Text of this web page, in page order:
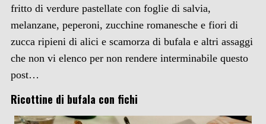
fritto di verdure pastellate con foglie di salvia,
melanzane, peperoni, zucchine romanesche e fiori di
zucca ripieni di alici e scamorza di bufala e altri assaggi
che non vi elenco per non rendere interminabile questo
post…
Ricottine di bufala con fichi